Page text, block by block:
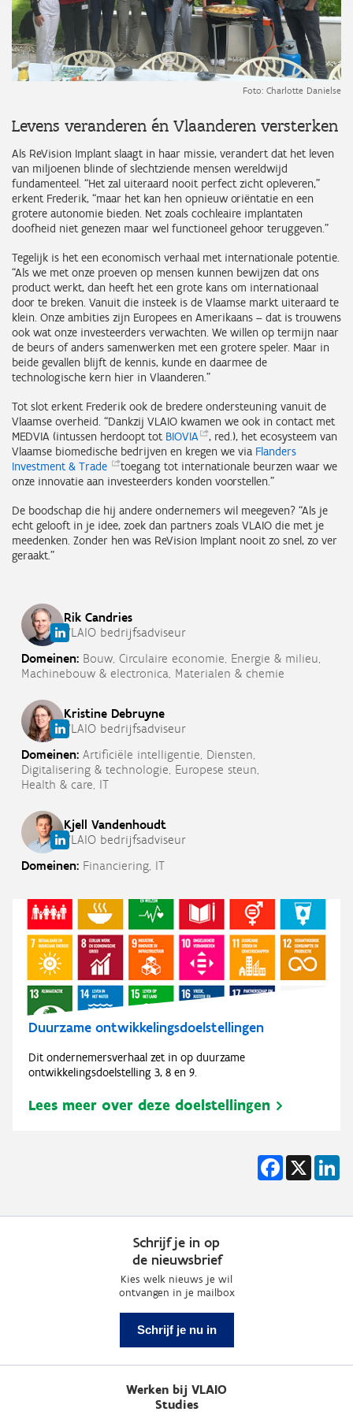
Foto: Charlotte Danielse
Levens veranderen én Vlaanderen versterken
Als ReVision Implant slaagt in haar missie, verandert dat het leven
van miljoenen blinde of slechtziende mensen wereldwijd
fundamenteel. “Het zal uiteraard nooit perfect zicht opleveren,”
erkent Frederik, “maar het kan hen opnieuw oriëntatie en een
grotere autonomie bieden. Net zoals cochleaire implantaten
doofheid niet genezen maar wel functioneel gehoor teruggeven.”
Tegelijk is het een economisch verhaal met internationale potentie.
“Als we met onze proeven op mensen kunnen bewijzen dat ons
product werkt, dan heeft het een grote kans om internationaal
door te breken. Vanuit die insteek is de Vlaamse markt uiteraard te
klein. Onze ambities zijn Europees en Amerikaans – dat is trouwens
ook wat onze investeerders verwachten. We willen op termijn naar
de beurs of anders samenwerken met een grotere speler. Maar in
beide gevallen blijft de kennis, kunde en daarmee de
technologische kern hier in Vlaanderen.”
Tot slot erkent Frederik ook de bredere ondersteuning vanuit de
Vlaamse overheid. “Dankzij VLAIO kwamen we ook in contact met
MEDVIA (intussen herdoopt tot BIOVIA
, red.), het ecosysteem van
Vlaamse biomedische bedrijven en kregen we via Flanders
Investment & Trade
toegang tot internationale beurzen waar we
onze innovatie aan investeerders konden voorstellen.”
De boodschap die hij andere ondernemers wil meegeven? “Als je
echt gelooft in je idee, zoek dan partners zoals VLAIO die met je
meedenken. Zonder hen was ReVision Implant nooit zo snel, zo ver
geraakt.”
Rik Candries
VLAIO bedrijfsadviseur
Domeinen: Bouw, Circulaire economie, Energie & milieu,
Machinebouw & electronica, Materialen & chemie
Kristine Debruyne
VLAIO bedrijfsadviseur
Domeinen: Artificiële intelligentie, Diensten,
Digitalisering & technologie, Europese steun,
Health & care, IT
Kjell Vandenhoudt
VLAIO bedrijfsadviseur
Domeinen: Financiering, IT
Duurzame ontwikkelingsdoelstellingen
Dit ondernemersverhaal zet in op duurzame
ontwikkelingsdoelstelling 3, 8 en 9.
Lees meer over deze doelstellingen
Facebook
X
Schrijf je in op
de nieuwsbrief
Kies welk nieuws je wil
ontvangen in je mailbox
Schrijf je nu in
Werken bij VLAIO
Studies